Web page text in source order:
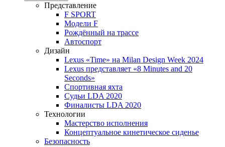
Представление
F SPORT
Модели F
Рождённый на трассе
Автоспорт
Дизайн
Lexus «Time» на Milan Design Week 2024
Lexus представляет «8 Minutes and 20
Seconds»
Спортивная яхта
Судьи LDA 2020
Финалисты LDA 2020
Технологии
Мастерство исполнения
Концептуальное кинетическое сиденье
Безопасность